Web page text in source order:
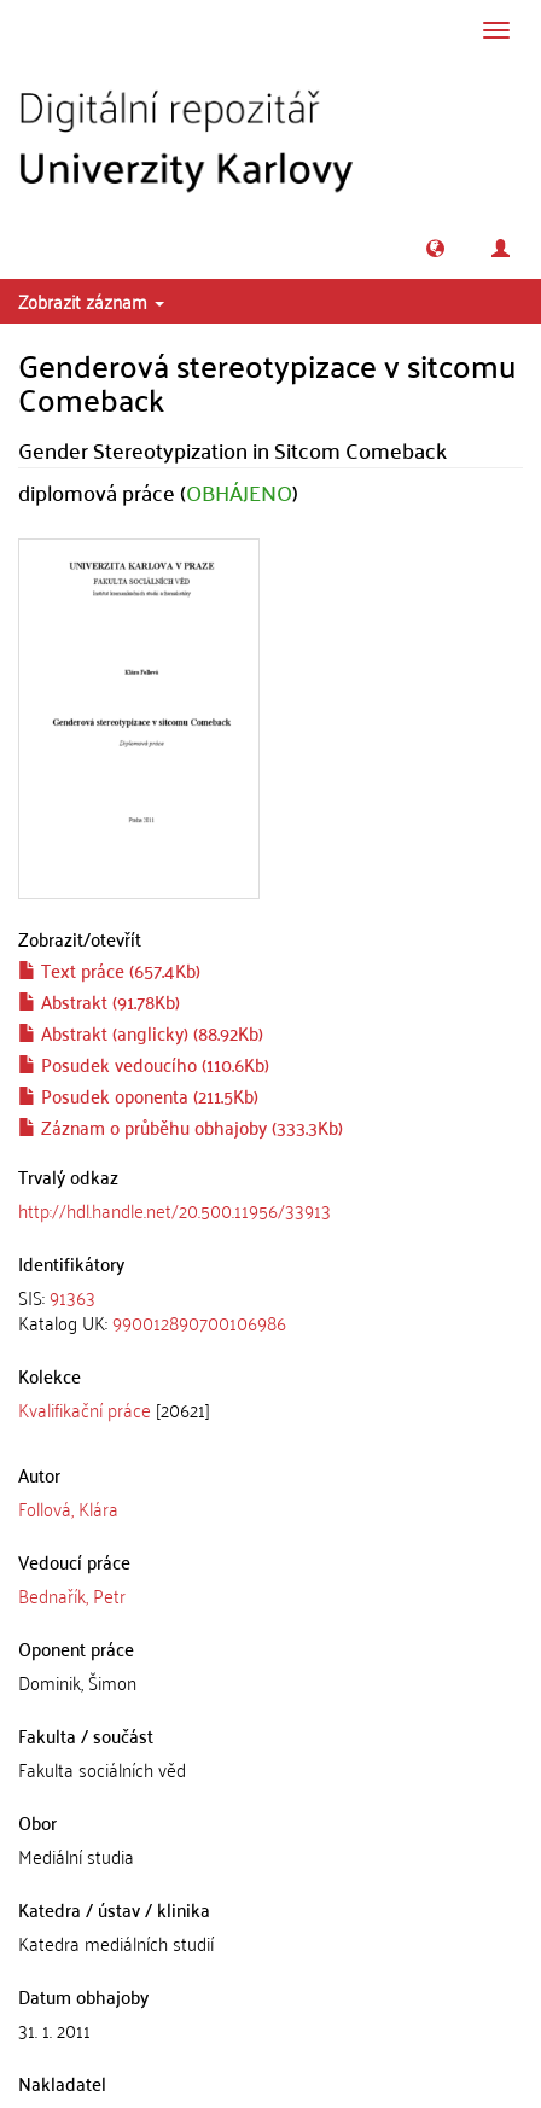
Zobrazit záznam
Genderová stereotypizace v sitcomu
Comeback
Gender Stereotypization in Sitcom Comeback
diplomová práce (OBHÁJENO)
Zobrazit/otevřít
Text práce (657.4Kb)
Abstrakt (91.78Kb)
Abstrakt (anglicky) (88.92Kb)
Posudek vedoucího (110.6Kb)
Posudek oponenta (211.5Kb)
Záznam o průběhu obhajoby (333.3Kb)
Trvalý odkaz
http://hdl.handle.net/20.500.11956/33913
Identifikátory
SIS:91363
Katalog UK:990012890700106986
Kolekce
Kvalifikační práce [20621]
Autor
Follová, Klára
Vedoucí práce
Bednařík, Petr
Oponent práce
Dominik, Šimon
Fakulta / součást
Fakulta sociálních věd
Obor
Mediální studia
Katedra / ústav / klinika
Katedra mediálních studií
Datum obhajoby
31. 1. 2011
Nakladatel